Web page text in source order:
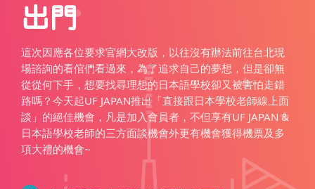
出門
這次因應各位要求官網大改版，以往沒有辦法前往台北現
場諮詢的看倌們看過來，為了追求自己的夢想，但是卻無
從從何下手，想要找尋理想的日本語學校卻又被害怕走錯
路嗎？今天起UF JAPAN推出「直接跟日本學校老師線上面
談」的絕佳機會，凡是加入會員者，不但享有UF JAPAN &
日本語學校老師的三方面談機會外更有機會獲得機票及多
項大禮的機會~